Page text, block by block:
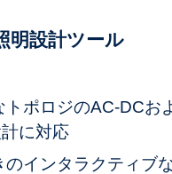
明設計ツール
トポロジのAC-DCお
に対応
のインタラクティブ